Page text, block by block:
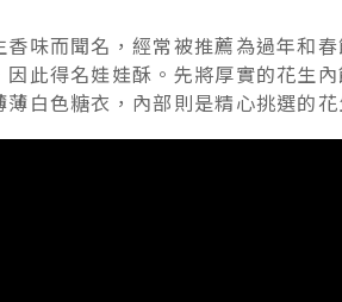
味而聞名，經常被推薦為過年和
此得名娃娃酥。先將厚實的花生
白色糖衣，內部則是精心挑選的花